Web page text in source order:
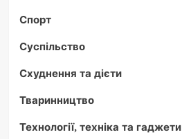
Спорт
Суспільство
Схуднення та дієти
Тваринництво
Технології, техніка та гаджети